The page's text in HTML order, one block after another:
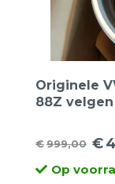
Originele
88Z velgen
€999,00
prijs
€
Huidige
prijs
Op